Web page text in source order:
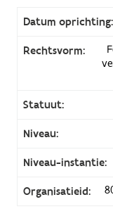
Datum oprichting:
Rechtsvorm:
Statuut:
Niveau:
Niveau-instantie:
Organisatieid: